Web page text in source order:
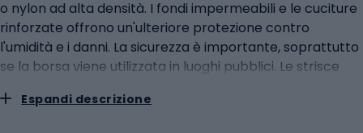
o nylon ad alta densità. I fondi impermeabili e le cuciture
rinforzate offrono un'ulteriore protezione contro
l'umidità e i danni. La sicurezza è importante, soprattutto
se la borsa viene utilizzata in luoghi pubblici. Le strisce
in condizioni di scarsa illuminazione. Gli spallacci
Espandi descrizione